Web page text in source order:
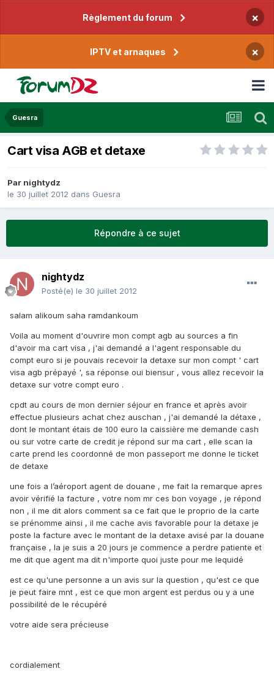
Règlement du forum ×
IPTV et arnaques ×
Guesra
Cart visa AGB et detaxe
Par nightydz
le 30 juillet 2012 dans Guesra
Répondre à ce sujet
nightydz
Posté(e) le 30 juillet 2012
salam alikoum saha ramdankoum
Voila au moment d'ouvrire mon compt agb au sources a fin
d'avoir ma cart visa , j'ai demandé a l'agent responsable du
compt euro si je pouvais recevoir la detaxe sur mon compt ' cart
visa agb prépayé ', sa réponse oui biensur , vous allez recevoir la
detaxe sur votre compt euro .
cpdt au cours de mon dernier séjour en france et après avoir
effectue plusieurs achat chez auschan , j'ai demandé la détaxe ,
dont le montant étais de 100 euro la caissière me demande cash
ou sur votre carte de credit je répond sur ma cart , elle scan la
carte prend les coordonné de mon passeport me donne le ticket
de detaxe
une fois a l’aéroport agent de douane , me fait la remarque apres
avoir vérifié la facture , votre nom mr ces bon voyage , je répond
non , il me dit alors comment sa ce fait que le proprio de la carte
se prénomme ainsi , il me cache avis favorable pour la detaxe je
poste la facture avec le montant de la detaxe avisé par la douane
française , la je suis a 20 jours je commence a perdre patiente et
me dit que agent ma dit n'importe quoi juste pour me lequidé
est ce qu'une personne a un avis sur la question , qu'est ce que
je peut faire mnt , est ce que mon argent est perdus ou y a une
possibilité de le récupéré
votre aide sera précieuse
cordialement